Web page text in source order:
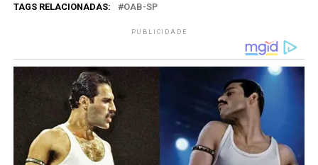
TAGS RELACIONADAS: OAB-SP
PUBLICIDADE